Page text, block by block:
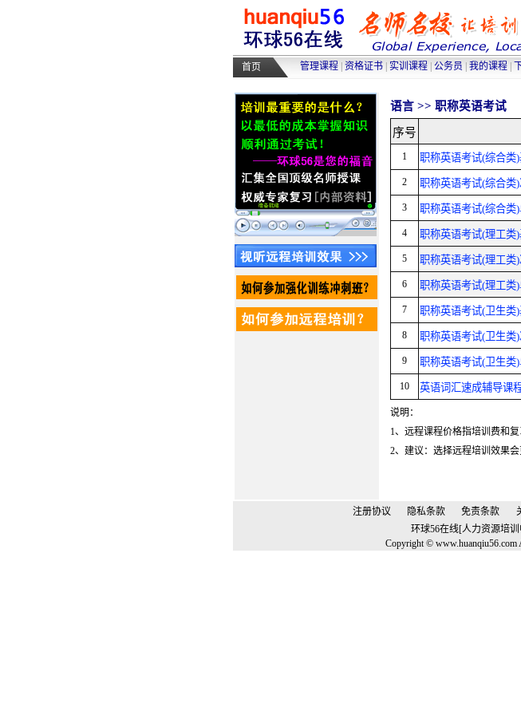
高级人力资源管理师培训 |高级物流师
采购师培训 |物流师培训 人力资源管
首页 管理课程 资格证书 实训课程 公务员 我的课程
语言 >> 职称英语考试
序号
1 职称英语考试(综合类
2 职称英语考试(综合类
3 职称英语考试(综合类
4 职称英语考试(理工类
5 职称英语考试(理工类
6 职称英语考试(理工类
7 职称英语考试(卫生类
8 职称英语考试(卫生类
9 职称英语考试(卫生类
10 英语词汇速成辅导课
说明：
1、远程课程价格指培训费和
2、建议：选择远程培训效果
注册协议 隐私条款 免责条款
环球56在线[人力资源培
Copyright ©